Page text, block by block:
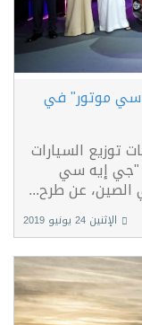
موتور" في
السيارات
"جي إيه سي
عن طرح...
الإثنين 24 يونيو 2019